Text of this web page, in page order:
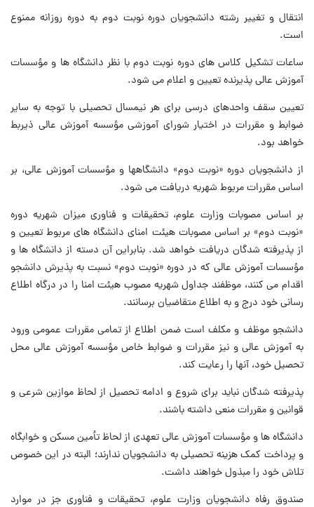
انتقال و تغییر رشته دانشجویان دوره نوبت دوم به دوره روزانه ممنوع
است.
ساعات تشکیل کلاس های دوره نوبت دوم با نظر دانشگاه ها و مؤسسات
آموزش عالی پذیرنده تعیین و اعلام می شود.
تعیین سقف واحدهای درسی برای هر نیمسال تحصیلی با توجه به سایر
ضوابط و مقررات در اختیار شورای آموزشی مؤسسه آموزش عالی ذیربط
خواهد بود.
از دانشجویان دوره «نوبت دوم» دانشگاهها و مؤسسات آموزش عالی، بر
اساس مقررات مربوط شهریه دریافت می شود.
بر اساس مصوبات وزارت علوم، تحقیقات و فناوری میزان شهریه دوره
«نوبت دوم» بر اساس مصوبات هیئت امنای دانشگاه های مربوط تعیین و
از پذیرفته شدگان دریافت خواهد شد. بنابراین آن دسته از دانشگاه ها و
مؤسسات آموزش عالی که در دوره «نوبت دوم» نسبت به پذیرش دانشجو
اقدام می کنند، موظفند جداول شهریه مصوب هیئت امنا را در درگاه اطلاع
رسانی خود درج و به اطلاع متقاضیان برسانند.
دانشجو موظف و مکلف است ضمن اطلاع از تمامی مقررات عمومی ورود
به آموزش عالی و نیز مقررات و ضوابط خاص مؤسسه آموزش عالی محل
تحصیل خود، آنها را رعایت کند.
پذیرفته شدگان نباید برای شروع و ادامه تحصیل از لحاظ موازین شرعی و
قوانین و مقررات منعی داشته باشند.
دانشگاه ها و مؤسسات آموزش عالی تعهدی از لحاظ تأمین مسکن و خوابگاه
و پرداخت کمک هزینه تحصیلی به دانشجویان ندارند؛ البته در این خصوص
تلاش خود را مبذول خواهند داشت.
صندوق رفاه دانشجویان وزارت علوم، تحقیقات و فناوری جز در موارد